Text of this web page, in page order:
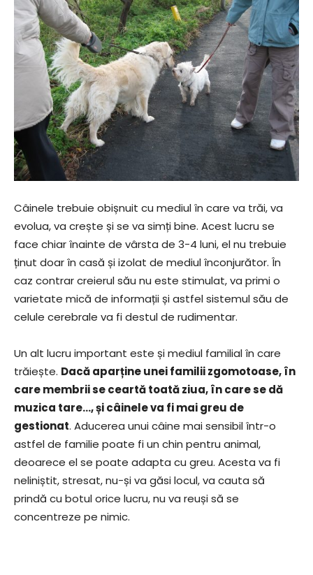
Câinele trebuie obișnuit cu mediul în care va trăi, va
evolua, va crește și se va simți bine. Acest lucru se
face chiar înainte de vârsta de 3-4 luni, el nu trebuie
ținut doar în casă și izolat de mediul înconjurător. În
caz contrar creierul său nu este stimulat, va primi o
varietate mică de informații și astfel sistemul său de
celule cerebrale va fi destul de rudimentar.
Un alt lucru important este și mediul familial în care
trăiește. Dacă aparține unei familii zgomotoase, în
care membrii se ceartă toată ziua, în care se dă
muzica tare…, și câinele va fi mai greu de
gestionat. Aducerea unui câine mai sensibil într-o
astfel de familie poate fi un chin pentru animal,
deoarece el se poate adapta cu greu. Acesta va fi
neliniștit, stresat, nu-și va găsi locul, va cauta să
prindă cu botul orice lucru, nu va reuși să se
concentreze pe nimic.